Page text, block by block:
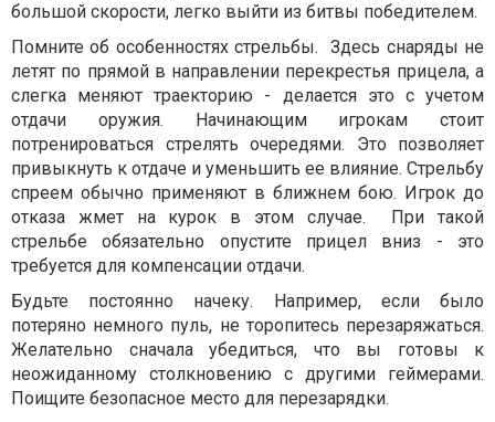
большой скорости, легко выйти из битвы победителем.
Помните об особенностях стрельбы. Здесь снаряды не
летят по прямой в направлении перекрестья прицела, а
слегка меняют траекторию - делается это с учетом
отдачи оружия. Начинающим игрокам стоит
потренироваться стрелять очередями. Это позволяет
привыкнуть к отдаче и уменьшить ее влияние. Стрельбу
спреем обычно применяют в ближнем бою. Игрок до
отказа жмет на курок в этом случае. При такой
стрельбе обязательно опустите прицел вниз - это
требуется для компенсации отдачи.
Будьте постоянно начеку. Например, если было
потеряно немного пуль, не торопитесь перезаряжаться.
Желательно сначала убедиться, что вы готовы к
неожиданному столкновению с другими геймерами.
Поищите безопасное место для перезарядки.